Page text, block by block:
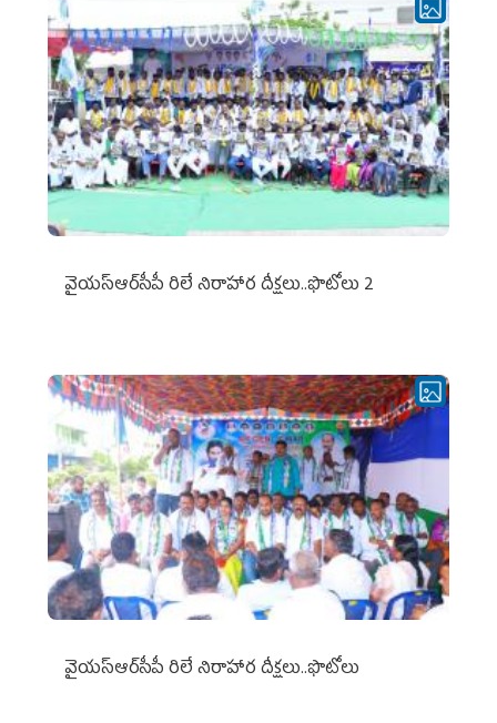
వైయ‌స్ఆర్‌సీపీ రిలే నిరాహార దీక్షలు..ఫొటోలు 2
వైయ‌స్ఆర్‌సీపీ రిలే నిరాహార దీక్షలు..ఫొటోలు